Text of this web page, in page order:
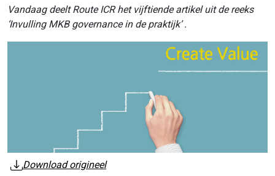
Vandaag deelt Route ICR het vijftiende artikel uit de reeks
‘Invulling MKB governance in de praktijk’ .
Download origineel